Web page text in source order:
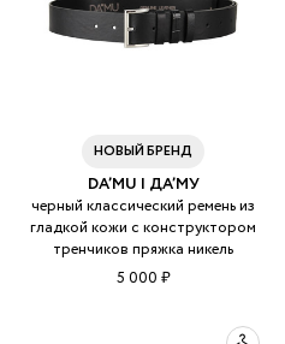
НОВЫЙ БРЕНД
DA’MU | ДА’МУ
черный классический ремень из
гладкой кожи с конструктором
тренчиков пряжка никель
5 000 ₽